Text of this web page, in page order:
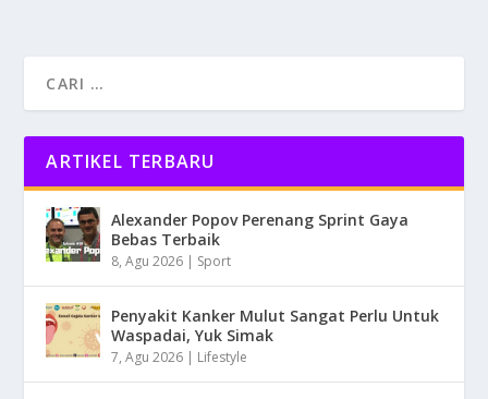
ARTIKEL TERBARU
Alexander Popov Perenang Sprint Gaya
Bebas Terbaik
8, Agu 2026 | Sport
Penyakit Kanker Mulut Sangat Perlu Untuk
Waspadai, Yuk Simak
7, Agu 2026 | Lifestyle